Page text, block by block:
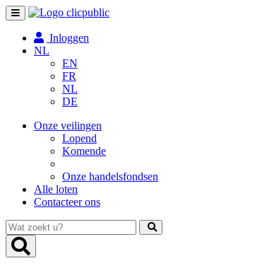
Toggle
navigation
Inloggen
NL
EN
FR
NL
DE
Onze veilingen
Lopend
Komende
Onze handelsfondsen
Alle loten
Contacteer ons
Wat
zoekt
u?